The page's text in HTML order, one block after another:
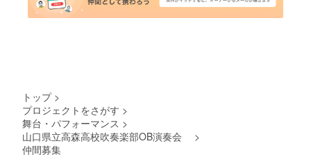
トップ >
プロジェクトをさがす >
舞台・パフォーマンス >
山口県立高森高校吹奏楽部OB演奏会
>
仲間募集